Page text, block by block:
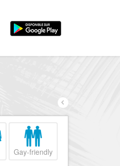
Nice Promenade du
Nice le Port
Nice le Vieux Nice
Gay-friendly